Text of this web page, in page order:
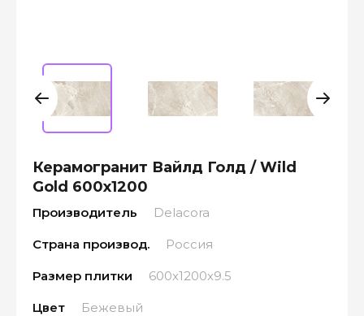
Керамогранит Вайлд Голд / Wild
Gold 600x1200
Производитель Delacora
Страна производ. Россия
Размер плитки 600x1200x9.5
Цвет Бежевый